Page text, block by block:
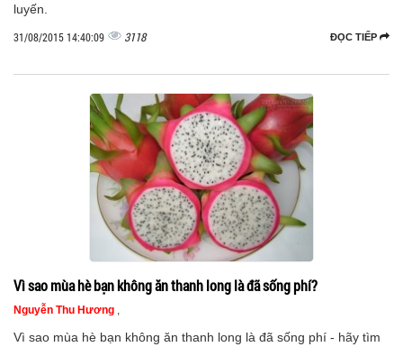
luyến.
ĐỌC TIẾP
31/08/2015 14:40:09 3118
Vì sao mùa hè bạn không ăn thanh long là đã sống phí?
Nguyễn Thu Hương ,
Vì sao mùa hè bạn không ăn thanh long là đã sống phí - hãy tìm